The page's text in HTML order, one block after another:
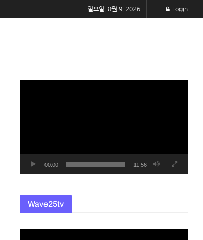
일요일, 8월 9, 2026 Login
00:00 11:56
Wave25tv